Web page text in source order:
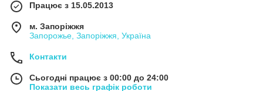
Працює з 15.05.2013
м. Запоріжжя
Запорожье, Запоріжжя, Україна
Контакти
Сьогодні працює з 00:00 до 24:00
Показати весь графік роботи